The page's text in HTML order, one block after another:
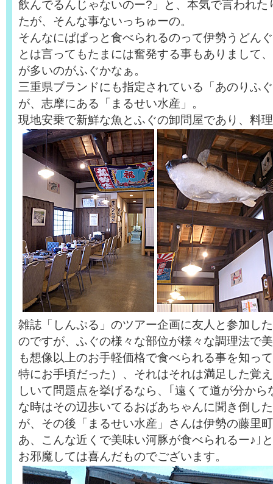
飲んでるんじゃないのー?」と、本気で言われた
たが、そんな事ないっちゅーの。
そんなにぱぱっと食べられるのって伊勢うどん
とは言ってもたまには奮発する事もありまして
が多いのがふぐかなぁ。
三重県ブランドにも指定されている「あのりふ
が、志摩にある「まるせい水産」。
現地安乗で新鮮な魚とふぐの卸問屋であり、料
雑誌「しんぷる」のツアー企画に友人と参加し
のですが、ふぐの様々な部位が様々な調理法で
も想像以上のお手軽価格で食べられる事を知っ
特にお手頃だった）、それはそれは満足した覚
しいて問題点を挙げるなら、｢遠くて道が分から
な時はその辺歩いてるおばあちゃんに聞き倒し
が、その後「まるせい水産」さんは伊勢の藤里
あ、こんな近くで美味い河豚が食べられるー♪｣
お邪魔しては喜んだものでございます。